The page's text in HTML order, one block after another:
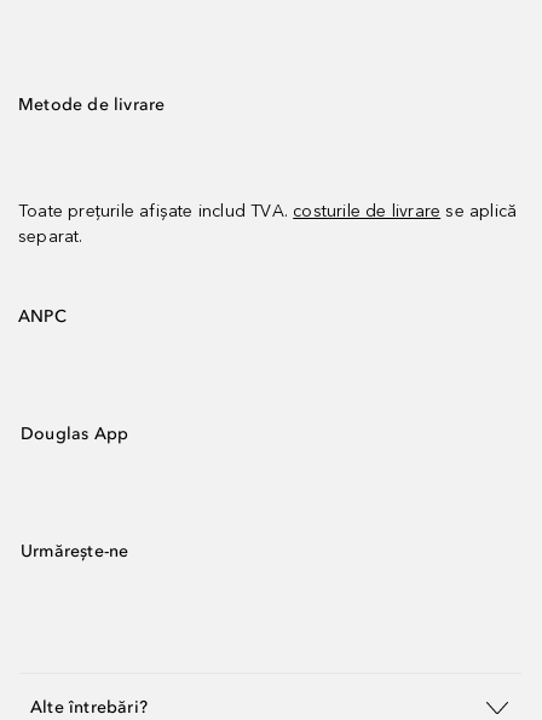
Metode de livrare
Toate prețurile afișate includ TVA. costurile de livrare se aplică
separat.
ANPC
Douglas App
Urmărește-ne
Alte întrebări?